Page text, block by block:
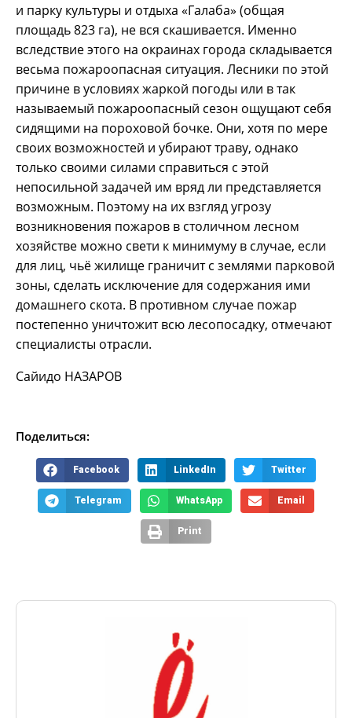
и парку культуры и отдыха «Галаба» (общая
площадь 823 га), не вся скашивается. Именно
вследствие этого на окраинах города складывается
весьма пожароопасная ситуация. Лесники по этой
причине в условиях жаркой погоды или в так
называемый пожароопасный сезон ощущают себя
сидящими на пороховой бочке. Они, хотя по мере
своих возможностей и убирают траву, однако
только своими силами справиться с этой
непосильной задачей им вряд ли представляется
возможным. Поэтому на их взгляд угрозу
возникновения пожаров в столичном лесном
хозяйстве можно свети к минимуму в случае, если
для лиц, чьё жилище граничит с землями парковой
зоны, сделать исключение для содержания ими
домашнего скота. В противном случае пожар
постепенно уничтожит всю лесопосадку, отмечают
специалисты отрасли.
Сайидо НАЗАРОВ
Поделиться:
Facebook LinkedIn Twitter
Telegram WhatsApp Email
Print